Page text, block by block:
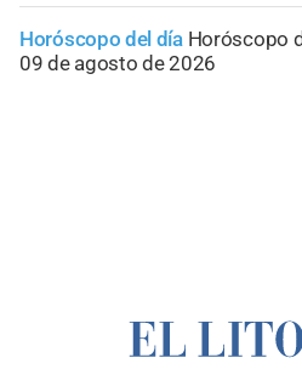
Horóscopo del día Horóscopo
09 de agosto de 2026